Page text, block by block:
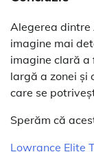
Alegerea dintre
imagine mai
imagine clară a
largă a zonei și
care se
Sperăm că
Lowrance Elite